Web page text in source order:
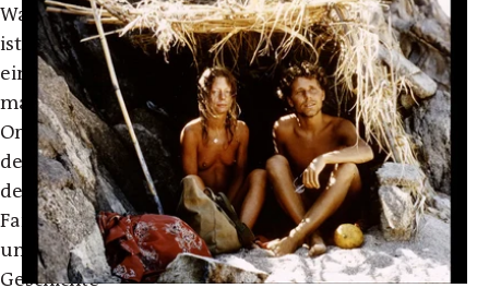
Walchensee
ist
ein
magischer
Ort,
der
den
Familienmitgliedern
unserer
Geschichte